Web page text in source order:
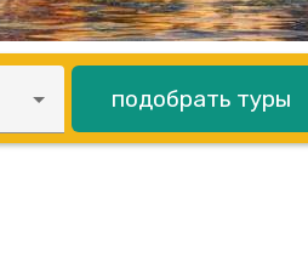
подобрать туры